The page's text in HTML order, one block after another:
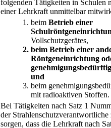
folgenden Tätigkeiten in Schulen
einer Lehrkraft unmittelbar
beim Betrieb einer
Vollschutzgerätes,
beim Betrieb einer
Röntgeneinrichtung
und
beim
mit radioaktiven Stoffen.
Bei Tätigkeiten nach Satz 1
der Strahlenschutzverantwortliche
sorgen, dass die Lehrkraft nach